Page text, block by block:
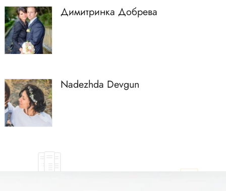
Димитринка Добрева
Nadezhda Devgun